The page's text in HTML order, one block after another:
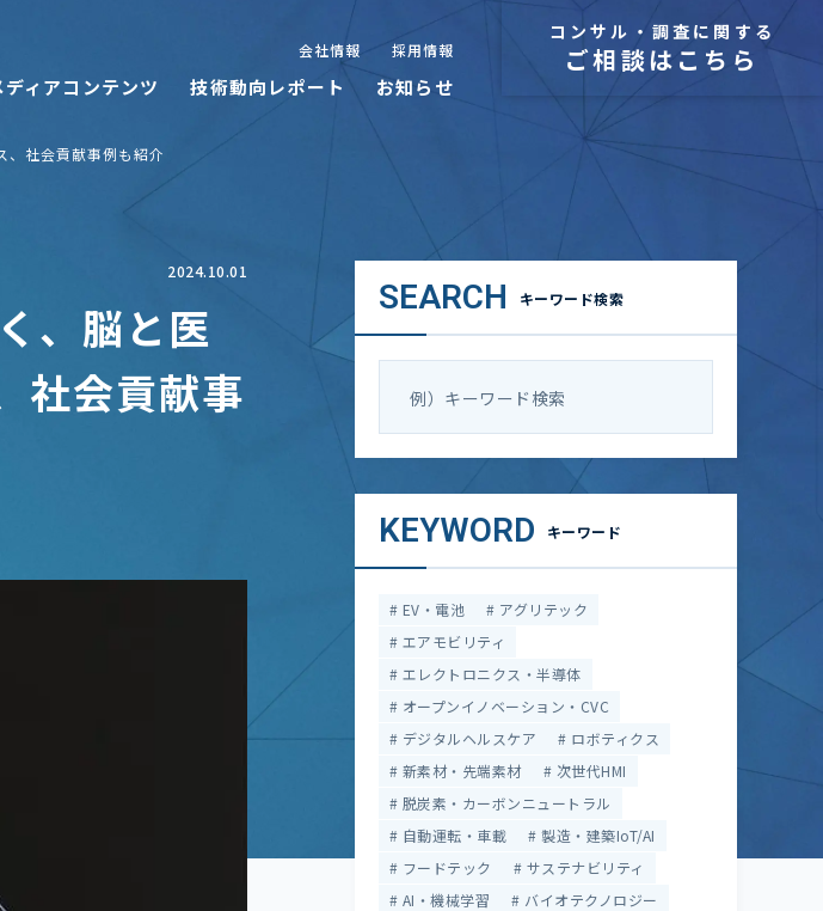
ディアコンテンツ 技術動向レポート お知らせ
会社情報 採用情報
コンサル・調査に関する
ご相談はこちら
、社会貢献事例も紹介
2024.10.01
、脳と医
社会貢献事
SEARCH キーワード検索
KEYWORD キーワード
EV・電池
アグリテック
エアモビリティ
エレクトロニクス・半導体
オープンイノベーション・CVC
デジタルヘルスケア
ロボティクス
新素材・先端素材
次世代HMI
脱炭素・カーボンニュートラル
自動運転・車載
製造・建築IoT/AI
フードテック
サステナビリティ
AI・機械学習
バイオテクノロジー